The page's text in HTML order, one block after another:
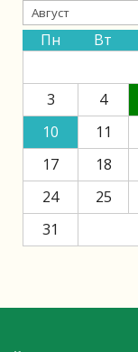
Пн Вт
3
4
10
11
17
18
24
25
31